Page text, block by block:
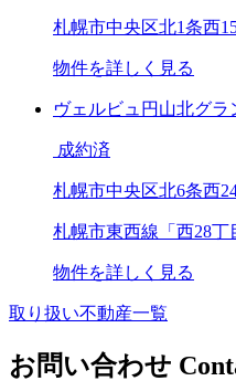
札幌市中央区北1条西
物件を詳しく見る
ヴェルビュ円山北グラ
成約済
札幌市中央区北6条西
札幌市東西線「西28
物件を詳しく見る
取り扱い不動産一覧
お問い合わせ